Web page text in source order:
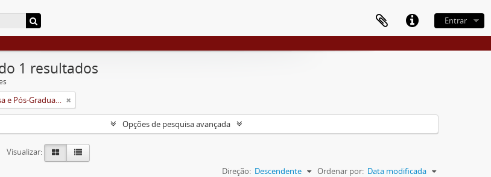
Entrar
1 resultados
Pró-Reitoria de Pesquisa e Pós-Graduação
Opções de pesquisa avançada
Visualizar:
Ordenar por: Data modificada
Direção: Descendente